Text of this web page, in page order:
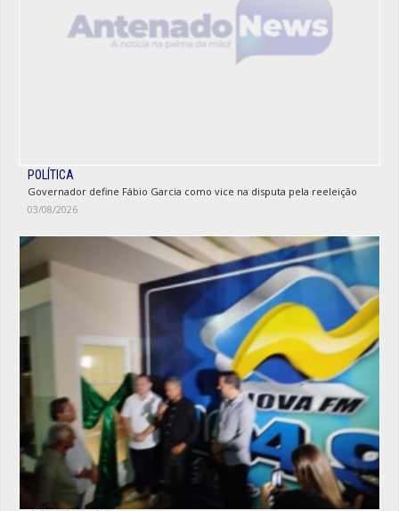
POLÍTICA
Governador define Fábio Garcia como vice na disputa pela reeleição
03/08/2026